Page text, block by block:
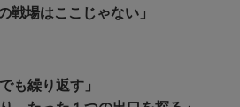
戦場はここじゃない」
も繰り返す」